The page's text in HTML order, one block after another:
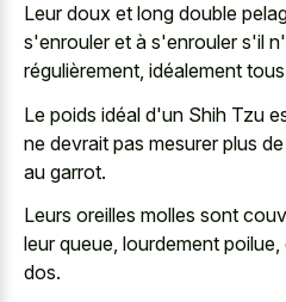
Leur doux et long double
s'enrouler et à s'enrouler s'il
régulièrement, idéalement
Le poids idéal d'un Shih Tzu
ne devrait pas mesurer plus
au garrot.
Leurs oreilles molles sont
leur queue, lourdement
dos.